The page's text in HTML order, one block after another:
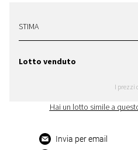
STIMA
Lotto venduto
I prezzi
Hai un lotto simile a
Invia per email